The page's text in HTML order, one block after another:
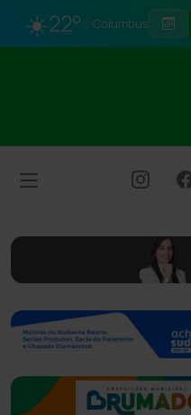
☀️22° Columbus